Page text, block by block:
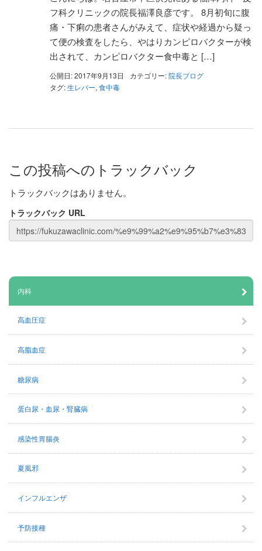
フ科クリニックの院長福澤良彦です。 8月初旬に腹
痛・下痢の患者さんがみえて、症状や経過から疑っ
て便の検査をしたら、やはりカンピロバクターが検
出されて、カンピロバクター食中毒と […]
公開日: 2017年9月13日 カテゴリー:院長ブログ
タグ:生レバー, 食中毒
この投稿へのトラックバック
トラックバックはありません。
トラックバック URL
内科
高血圧症
高脂血症
糖尿病
蛋白尿・血尿・腎臓病
感染性胃腸炎
夏風邪
インフルエンザ
予防接種